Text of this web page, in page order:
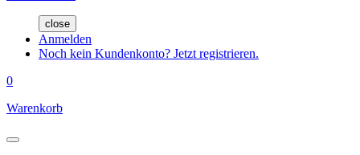
close
Anmelden
Noch kein Kundenkonto? Jetzt registrieren.
0
Warenkorb